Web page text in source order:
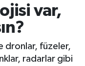
var,
dronlar, füzeler,
radarlar gibi